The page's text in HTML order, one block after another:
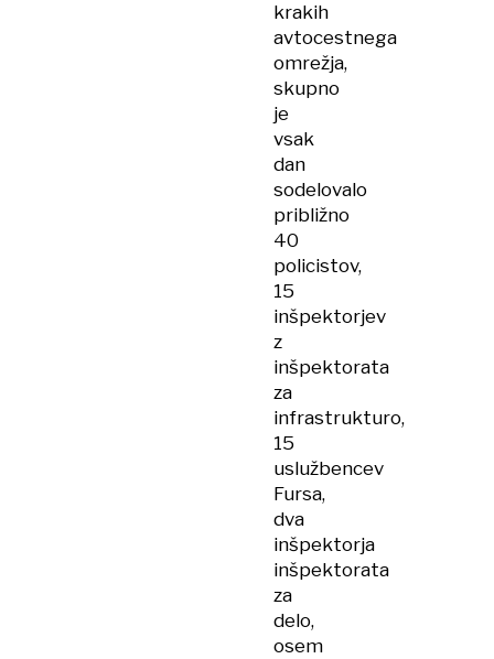
krakih
avtocestnega
omrežja,
skupno
je
vsak
dan
sodelovalo
približno
40
policistov,
15
inšpektorjev
z
inšpektorata
za
infrastrukturo,
15
uslužbencev
Fursa,
dva
inšpektorja
inšpektorata
za
delo,
osem